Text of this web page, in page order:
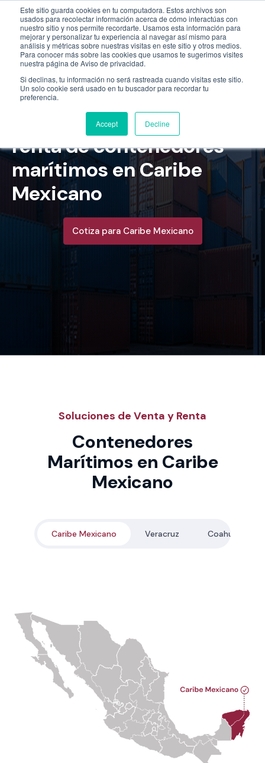
Este sitio guarda cookies en tu computadora. Estos archivos son
usados para recolectar información acerca de cómo interactúas con
nuestro sitio y nos permite recordarte. Usamos esta información para
mejorar y personalizar tu experiencia al navegar así mismo para
análisis y métricas sobre nuestras visitas en este sitio y otros medios.
Para conocer más sobre las cookies que usamos te sugerimos visites
nuestra página de Aviso de privacidad.
Si declinas, tu información no será rastreada cuando visitas este sitio.
Un solo cookie será usado en tu buscador para recordar tu
preferencia.
Accept Decline
Empresa 55 9331 4081 800 507 4073
Dracontainers venta y
renta de contenedores
marítimos en Caribe
Mexicano
Cotiza para Caribe Mexicano
Soluciones de Venta y Renta
Contenedores
Marítimos en Caribe
Mexicano
Caribe Mexicano Veracruz Coahuila